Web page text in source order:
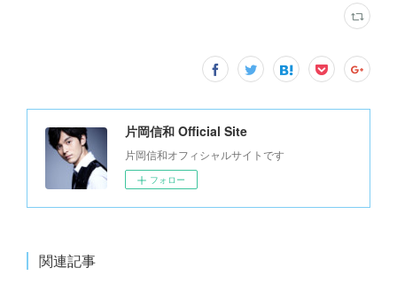
片岡信和 Official Site
片岡信和オフィシャルサイトです
フォロー
関連記事